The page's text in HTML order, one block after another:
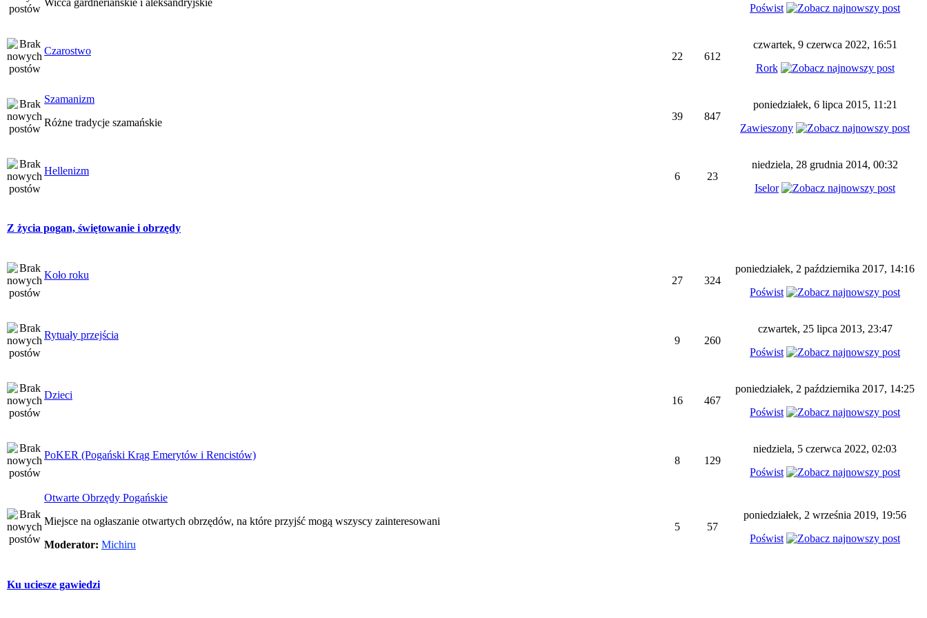
Wicca gardneriańskie i aleksandryjskie
Poświst
Czarostwo 22 612
czwartek, 9 czerwca 2022, 16:51
Rork
Szamanizm
Różne tradycje szamańskie
39 847
poniedziałek, 6 lipca 2015, 11:21
Zawieszony
Hellenizm 6 23
niedziela, 28 grudnia 2014, 00:32
Iselor
Z życia pogan, świętowanie i obrzędy
Koło roku 27 324
poniedziałek, 2 października 2017, 14:16
Poświst
Rytuały przejścia 9 260
czwartek, 25 lipca 2013, 23:47
Poświst
Dzieci 16 467
poniedziałek, 2 października 2017, 14:25
Poświst
PoKER (Pogański Krąg Emerytów i Rencistów) 8 129
niedziela, 5 czerwca 2022, 02:03
Poświst
Otwarte Obrzędy Pogańskie
Miejsce na ogłaszanie otwartych obrzędów, na które przyjść mogą wszyscy zainteresowani
Moderator: Michiru
5 57
poniedziałek, 2 września 2019, 19:56
Poświst
Ku uciesze gawiedzi